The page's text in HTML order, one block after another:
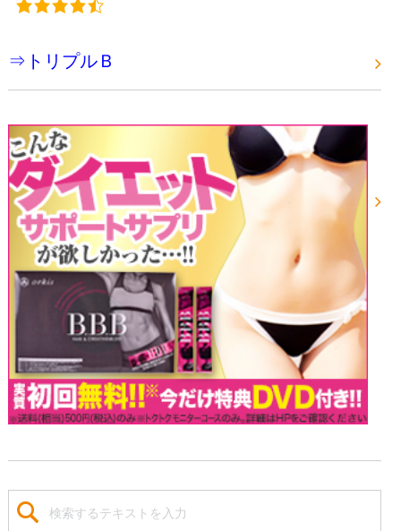
⇒トリプルＢ